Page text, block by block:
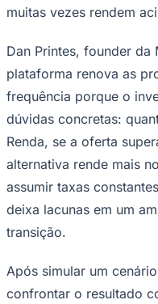
Mirassol
muitas vezes rendem
Dan Printes, founder da
plataforma renova as
frequência porque o
dúvidas concretas:
Renda, se a oferta
alternativa rende mais
assumir taxas
deixa lacunas em um
transição.
Após simular um
confrontar o resultado